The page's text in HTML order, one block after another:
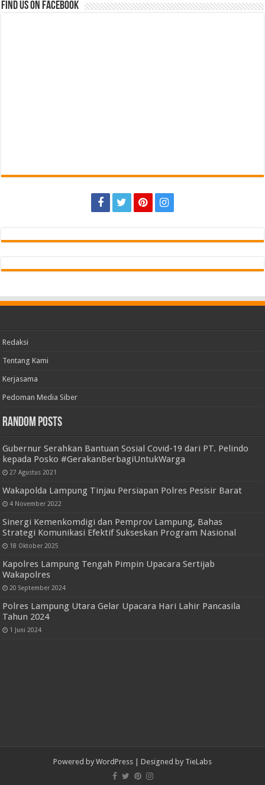
Find us on Facebook
Redaksi
Tentang Kami
Kerjasama
Pedoman Media Siber
Random Posts
Gubernur Serahkan Bantuan Sosial Covid-19 dari PT. Pelindo
kepada Posko #GerakanBerbagiUntukWarga
27 Agustus 2021
Wakapolda Lampung Tinjau Persiapan Polres Pesisir Barat
4 November 2022
Sinergi Kemenkomdigi dan Pemprov Lampung, Bahas
Strategi Komunikasi Efektif Sukseskan Program Nasional
18 Oktober 2025
Kapolres Lampung Tengah Pimpin Upacara Sertijab
Wakapolres
20 September 2024
Polres Lampung Utara Gelar Upacara Hari Lahir Pancasila
Tahun 2024
1 Juni 2024
Powered by WordPress | Designed by TieLabs